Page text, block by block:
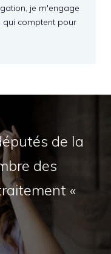
je m'engage
qui comptent pour
de la
des
«